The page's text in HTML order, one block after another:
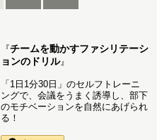
『チームを動かすファシリテーシ
ョンのドリル』
「1日1分30日」のセルフトレーニ
ングで、会議をうまく誘導し、部下
のモチベーションを自然にあげられ
る！